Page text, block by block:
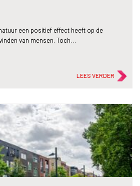
een positief effect heeft op de
van mensen. Toch…
LEES VERDER